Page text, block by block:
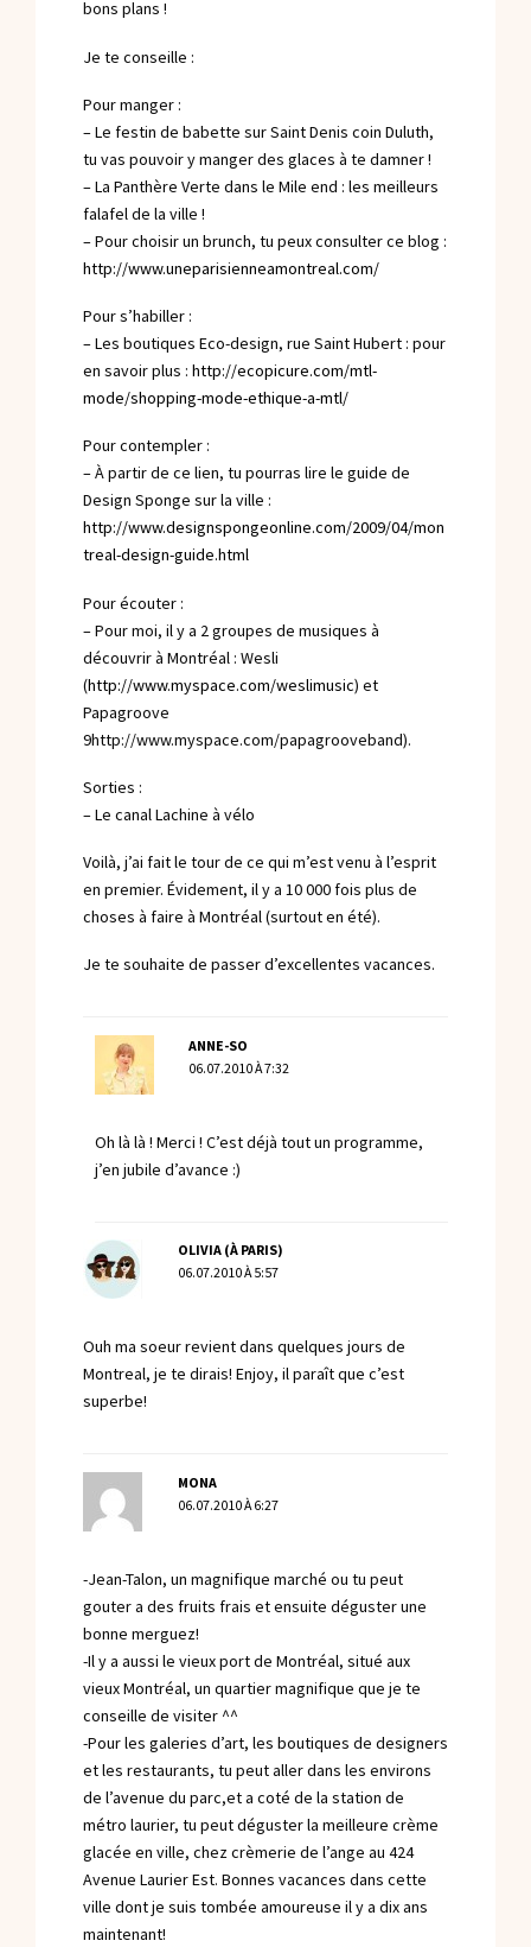
bons plans !
Je te conseille :
Pour manger :
– Le festin de babette sur Saint Denis coin Duluth,
tu vas pouvoir y manger des glaces à te damner !
– La Panthère Verte dans le Mile end : les meilleurs
falafel de la ville !
– Pour choisir un brunch, tu peux consulter ce blog :
http://www.uneparisienneamontreal.com/
Pour s’habiller :
– Les boutiques Eco-design, rue Saint Hubert : pour
en savoir plus : http://ecopicure.com/mtl-
mode/shopping-mode-ethique-a-mtl/
Pour contempler :
– À partir de ce lien, tu pourras lire le guide de
Design Sponge sur la ville :
http://www.designspongeonline.com/2009/04/mon
treal-design-guide.html
Pour écouter :
– Pour moi, il y a 2 groupes de musiques à
découvrir à Montréal : Wesli
(http://www.myspace.com/weslimusic) et
Papagroove
9http://www.myspace.com/papagrooveband).
Sorties :
– Le canal Lachine à vélo
Voilà, j’ai fait le tour de ce qui m’est venu à l’esprit
en premier. Évidement, il y a 10 000 fois plus de
choses à faire à Montréal (surtout en été).
Je te souhaite de passer d’excellentes vacances.
ANNE-SO
06.07.2010 À 7:32
Oh là là ! Merci ! C’est déjà tout un programme,
j’en jubile d’avance :)
OLIVIA (À PARIS)
06.07.2010 À 5:57
Ouh ma soeur revient dans quelques jours de
Montreal, je te dirais! Enjoy, il paraît que c’est
superbe!
MONA
06.07.2010 À 6:27
-Jean-Talon, un magnifique marché ou tu peut
gouter a des fruits frais et ensuite déguster une
bonne merguez!
-Il y a aussi le vieux port de Montréal, situé aux
vieux Montréal, un quartier magnifique que je te
conseille de visiter ^^
-Pour les galeries d’art, les boutiques de designers
et les restaurants, tu peut aller dans les environs
de l’avenue du parc,et a coté de la station de
métro laurier, tu peut déguster la meilleure crème
glacée en ville, chez crèmerie de l’ange au 424
Avenue Laurier Est. Bonnes vacances dans cette
ville dont je suis tombée amoureuse il y a dix ans
maintenant!